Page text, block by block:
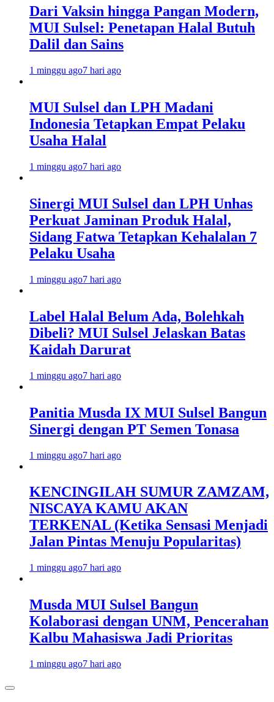
Dari Vaksin hingga Pangan Modern,
MUI Sulsel: Penetapan Halal Butuh
Dalil dan Sains
1 minggu ago7 hari ago
MUI Sulsel dan LPH Madani
Indonesia Tetapkan Empat Pelaku
Usaha Halal
1 minggu ago7 hari ago
Sinergi MUI Sulsel dan LPH Unhas
Perkuat Jaminan Produk Halal,
Sidang Fatwa Tetapkan Kehalalan 7
Pelaku Usaha
1 minggu ago7 hari ago
Label Halal Belum Ada, Bolehkah
Dibeli? MUI Sulsel Jelaskan Batas
Kaidah Darurat
1 minggu ago7 hari ago
Panitia Musda IX MUI Sulsel Bangun
Sinergi dengan PT Semen Tonasa
1 minggu ago7 hari ago
KENCINGILAH SUMUR ZAMZAM,
NISCAYA KAMU AKAN
TERKENAL (Ketika Sensasi Menjadi
Jalan Pintas Menuju Popularitas)
1 minggu ago7 hari ago
Musda MUI Sulsel Bangun
Kolaborasi dengan UNM, Pencerahan
Kalbu Mahasiswa Jadi Prioritas
1 minggu ago7 hari ago